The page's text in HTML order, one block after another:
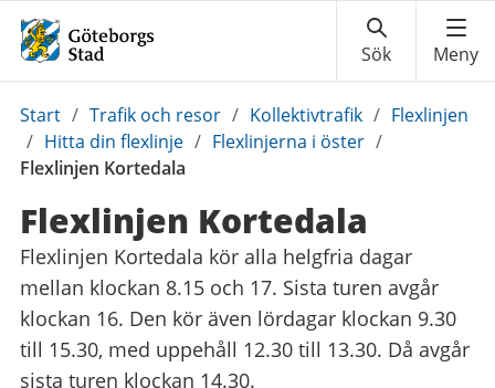
Du
är
här:
Start / Trafik och resor / Kollektivtrafik / Flexlinjen
/ Hitta din flexlinje / Flexlinjerna i öster /
Flexlinjen Kortedala
Flexlinjen Kortedala
Flexlinjen Kortedala kör alla helgfria dagar
mellan klockan 8.15 och 17. Sista turen avgår
klockan 16. Den kör även lördagar klockan 9.30
till 15.30, med uppehåll 12.30 till 13.30. Då avgår
sista turen klockan 14.30.